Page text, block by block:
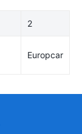
2
Europcar